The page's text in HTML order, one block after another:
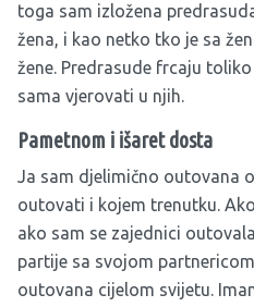
toga sam izložena
žena, i kao netko tko je sa
žene. Predrasude frcaju
sama vjerovati u njih.
Pametnom i išaret dosta
Ja sam djelimično outovana
outovati i kojem trenutku.
ako sam se zajednici
partije sa svojom
outovana cijelom svijetu.